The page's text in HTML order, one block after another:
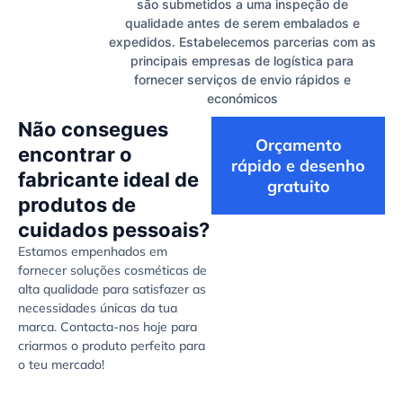
são submetidos a uma inspeção de
qualidade antes de serem embalados e
expedidos. Estabelecemos parcerias com as
principais empresas de logística para
fornecer serviços de envio rápidos e
económicos
Não consegues
encontrar o
fabricante ideal de
produtos de
cuidados pessoais?
Estamos empenhados em
fornecer soluções cosméticas de
alta qualidade para satisfazer as
necessidades únicas da tua
marca. Contacta-nos hoje para
criarmos o produto perfeito para
o teu mercado!
Orçamento
rápido e desenho
gratuito